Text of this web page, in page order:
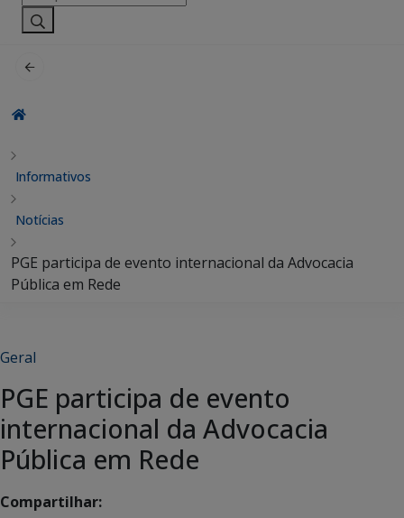
por:
Informativos
Notícias
PGE participa de evento internacional da Advocacia
Pública em Rede
Geral
PGE participa de evento
internacional da Advocacia
Pública em Rede
Compartilhar: